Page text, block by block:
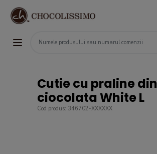
Cutie cu praline din
ciocolata White L
Cod produs: 346702-XXXXXX